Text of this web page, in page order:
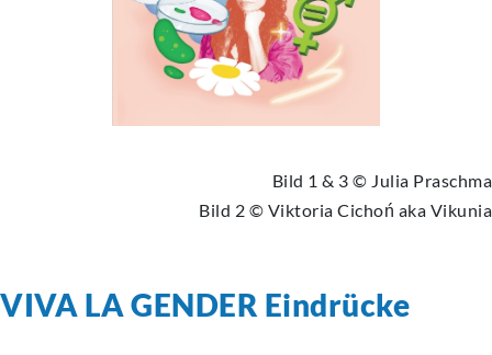
Bild 1 & 3 © Julia Praschma
Bild 2 © Viktoria Cichoń aka Vikunia
VIVA LA GENDER Eindrücke